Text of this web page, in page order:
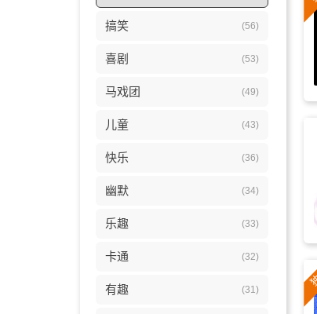
搞笑 (56)
喜剧 (53)
马戏团 (49)
儿童 (43)
快乐 (36)
幽默 (34)
乐趣 (33)
卡通 (32)
有趣 (31)